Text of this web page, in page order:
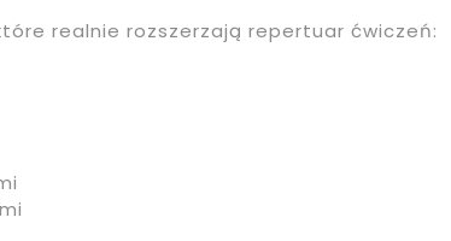
realnie rozszerzają repertuar ćwiczeń: